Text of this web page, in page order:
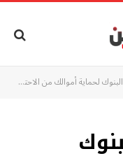
أموالك من الاحتيال الإلكتروني